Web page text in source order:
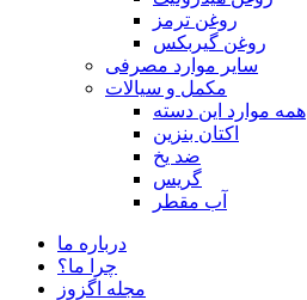
روغن ترمز
روغن گیربکس
سایر موارد مصرفی
مکمل و سیالات
همه موارد این دسته
اکتان بنزین
ضد یخ
گریس
آب مقطر
درباره ما
چرا ما؟
مجله اگزوز